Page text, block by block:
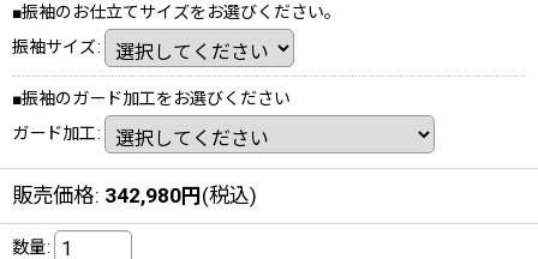
■振袖のお仕立てサイズをお選びください。
振袖サイズ:
■振袖のガード加工をお選びください
ガード加工:
販売価格: 342,980円(税込)
数量: